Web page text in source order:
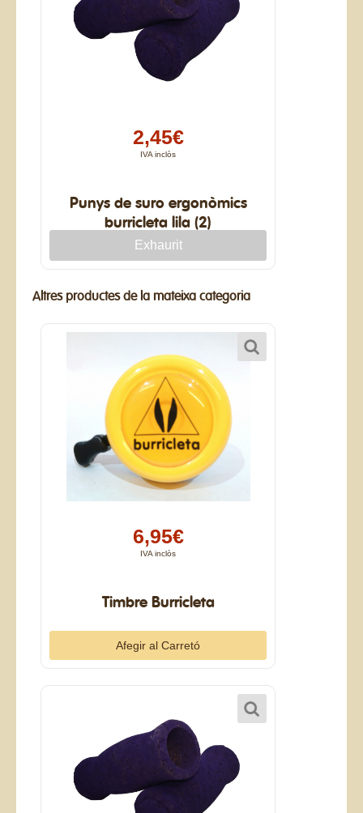
2,45€
IVA inclòs
Punys de suro ergonòmics
burricleta lila (2)
Altres productes de la mateixa categoria
6,95€
IVA inclòs
Timbre Burricleta